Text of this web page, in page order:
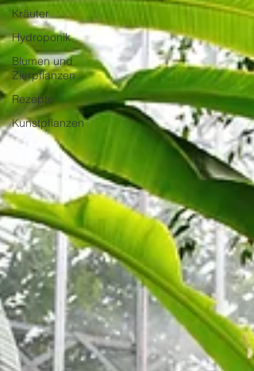
Kräuter
Hydroponik
Blumen und
Zierpflanzen
Rezepte
Kunstpflanzen